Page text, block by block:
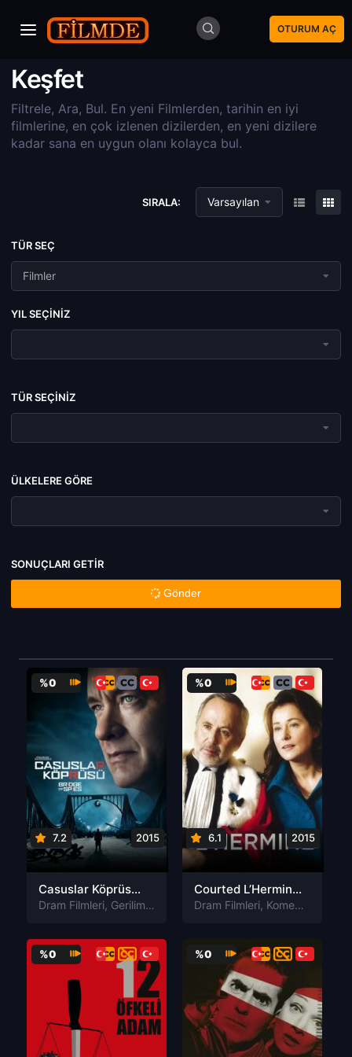
OTURUM AÇ
Keşfet
Filtrele, Ara, Bul. En yeni Filmlerden, tarihin en iyi
filmlerine, en çok izlenen dizilerden, en yeni dizilere
kadar sana en uygun olanı kolayca bul.
SIRALA: Varsayılan
TÜR SEÇ
Filmler
YIL SEÇINIZ
TÜR SEÇINIZ
ÜLKELERE GÖRE
SONUÇLARI GETIR
Gönder
%0
7.2 2015
Casuslar Köprüsü Bridge of Spies Türkçe Dublaj izle
Dram Filmleri, Gerilim Filmleri
%0
6.1 2015
Courted L’Hermine Türkçe Dublaj izle
Dram Filmleri, Komedi Filmleri
%0 %0